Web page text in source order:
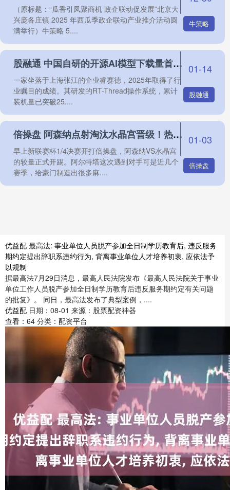
（原标题：“瓜香引凤聚商机 政企联动促发展”北京大
兴庞各庄镇 2025 年西瓜季政企联动产业推介活动圆
满举行）牛策略 5....
牛策略
股融通 中国自研的开源AI模型下载量首超美国，上海让开发者“名利双收”
一家坐落于上海张江的企业睿赛德，2025年取得了行
业瞩目的成绩。其研发的RT-Thread操作系统，累计
装机量已突破25....
01-14
股融通
倍操盘 阿森纳点射淘汰水晶宫晋级！热苏斯靠谱，诺尔高配的上更多时间
早上新联赛杯1/4决赛开打倍操盘，阿森纳VS水晶宫
的较量正式开踢。阿尔特塔这次遇到对手可是近几个
赛季，给豪门制造出很多麻....
01-03
倍操盘
优益配 最高法: 事业单位人员脱产参加全日制学历教育后, 违反服务
期约定提出辞职系违约行为, 背离事业单位人才培养初衷, 应依法予
以规制
据最高法7月29日消息，最高人民法院发布《最高人民法院关于事业
单位工作人员脱产参加全日制学历教育后违反服务期约定有关问题
的批复》。 同日，最高法发布了典型案例，....
优益配 日期：08-01 来源：股票配资神器
查看： 64 分类： 配资平台